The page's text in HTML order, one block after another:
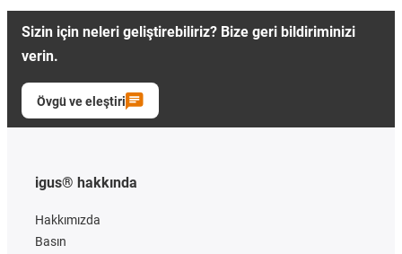
Sizin için neleri geliştirebiliriz? Bize geri bildiriminizi
verin.
Övgü ve eleştiri
igus® hakkında
Hakkımızda
Basın